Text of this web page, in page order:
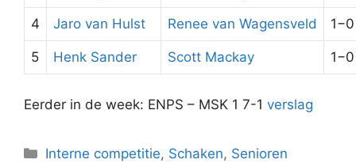
4 Jaro van Hulst Renee van Wagensveld 1−0
5 Henk Sander Scott Mackay 1−0
Eerder in de week: ENPS – MSK 1 7-1 verslag
Categorieën
Interne competitie, Schaken, Senioren